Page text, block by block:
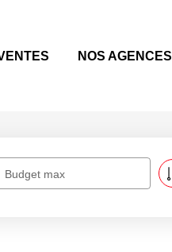
NOS AGENCES
Budget max